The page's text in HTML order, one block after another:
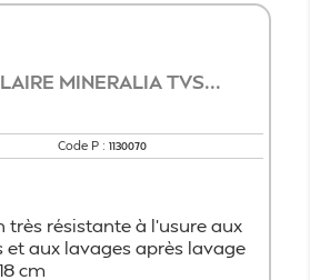
MINERALIA TVS...
Code P : 1130070
très résistante à l'usure aux
aux lavages après lavage
cm